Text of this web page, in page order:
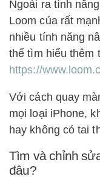
Ngoài ra tính
Loom của rất
nhiều tính năng
thể tìm hiểu thêm
https://
Với cách quay
mọi loại iPhone,
hay không có tai
Tìm và chỉnh
đâu?